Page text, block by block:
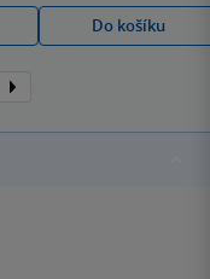
Do košíku